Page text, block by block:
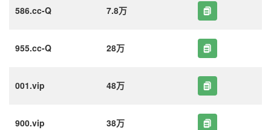
586.cc-Q 7.8万
955.cc-Q 28万
001.vip 48万
900.vip 38万